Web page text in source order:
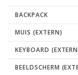
BACKPACK
MUIS (EXTERN)
KEYBOARD
BEELDSCHERM